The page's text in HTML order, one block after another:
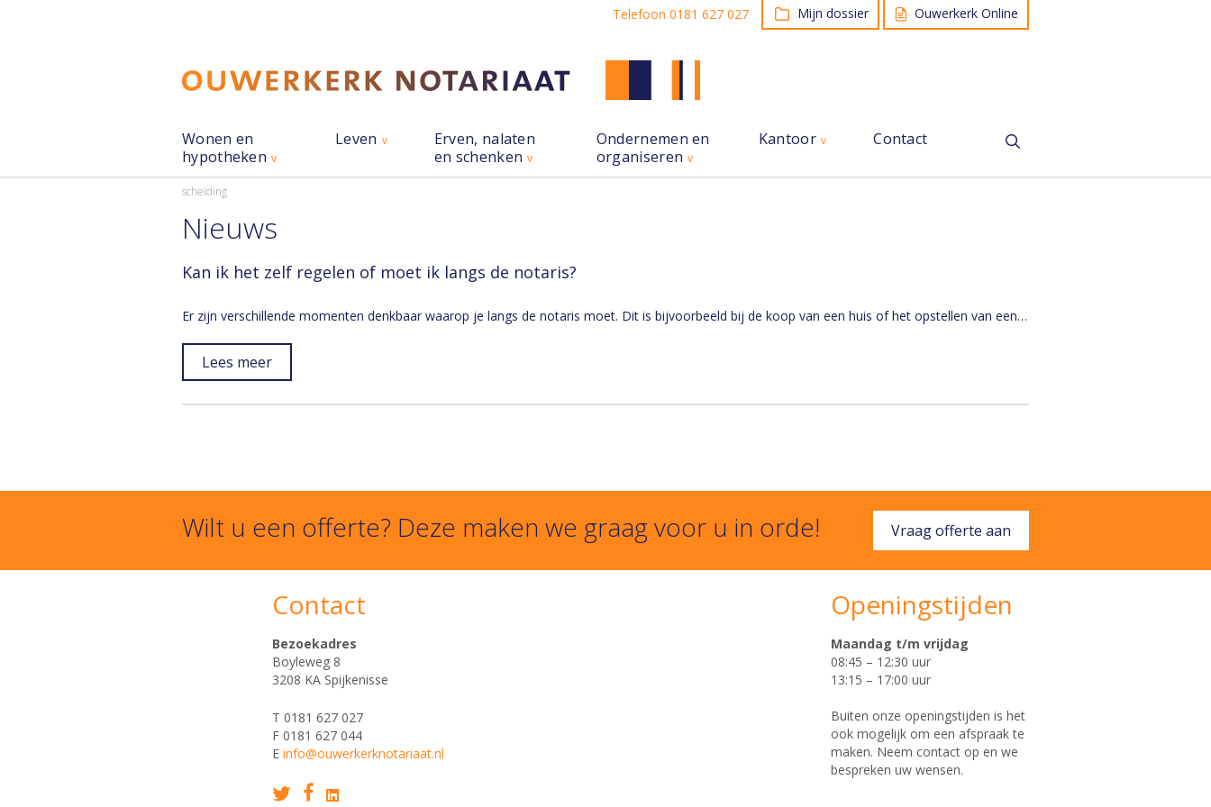
Telefoon 0181 627 027 Mijn dossier Ouwerkerk Online
Wonen en
hypotheken
Leven
Erven, nalaten
en schenken
Ondernemen en
organiseren
Kantoor Contact
scheiding
Nieuws
Kan ik het zelf regelen of moet ik langs de notaris?
Er zijn verschillende momenten denkbaar waarop je langs de notaris moet. Dit is bijvoorbeeld bij de koop van een huis of het opstellen van een…
Lees meer
Wilt u een offerte? Deze maken we graag voor u in orde! Vraag offerte aan
Contact
Bezoekadres
Boyleweg 8
3208 KA Spijkenisse
T 0181 627 027
F 0181 627 044
E info@ouwerkerknotariaat.nl
Openingstijden
Maandag t/m vrijdag
08:45 – 12:30 uur
13:15 – 17:00 uur
Buiten onze openingstijden is het
ook mogelijk om een afspraak te
maken. Neem contact op en we
bespreken uw wensen.